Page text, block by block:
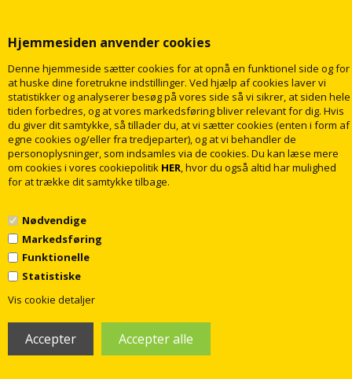
Hjemmesiden anvender cookies
Denne hjemmeside sætter cookies for at opnå en funktionel side og for
at huske dine foretrukne indstillinger. Ved hjælp af cookies laver vi
statistikker og analyserer besøg på vores side så vi sikrer, at siden hele
tiden forbedres, og at vores markedsføring bliver relevant for dig. Hvis
du giver dit samtykke, så tillader du, at vi sætter cookies (enten i form af
egne cookies og/eller fra tredjeparter), og at vi behandler de
personoplysninger, som indsamles via de cookies. Du kan læse mere
om cookies i vores cookiepolitik HER, hvor du også altid har mulighed
for at trække dit samtykke tilbage.
Nødvendige
Markedsføring
Funktionelle
Statistiske
Vis cookie detaljer
Damixa Tradition
Termostatarmatur kar/brus,
krom
3.236,00DKK
LÆG I KURV
Levering
Damixa Tradition
termostatbatteri i krom
2.573,00